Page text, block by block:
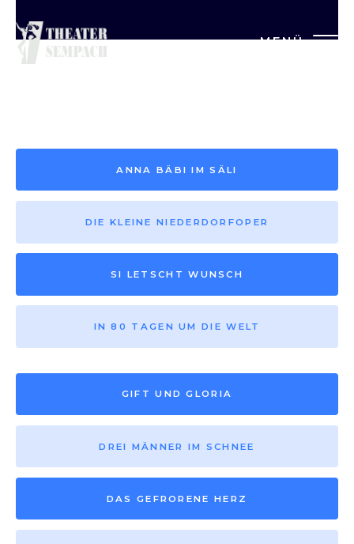
MENÜ
Saison vor 2013
ANNA BÄBI IM SÄLI
DIE KLEINE NIEDERDORFOPER
SI LETSCHT WUNSCH
IN 80 TAGEN UM DIE WELT
GIFT UND GLORIA
DREI MÄNNER IM SCHNEE
DAS GEFRORENE HERZ